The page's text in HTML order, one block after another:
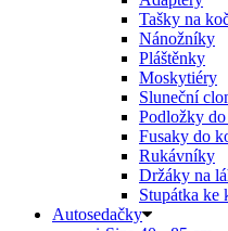
Tašky na
Nánožníky
Pláštěnky
Moskytiéry
Sluneční
Podložky
Fusaky do
Rukávníky
Držáky na
Stupátka ke
Autosedačky